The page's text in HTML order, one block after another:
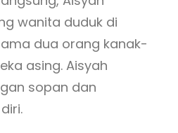
wanita duduk di
dua orang kanak-
asing. Aisyah
sopan dan